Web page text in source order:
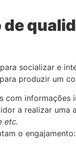
de
socializar e
produzir um
com
a realizar uma
etc.
o engajamento: